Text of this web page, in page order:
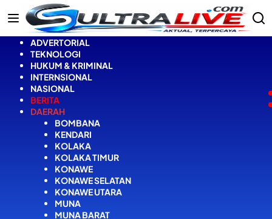
Langsung
ke
ADVERTORIAL
TEKNOLOGI
HUKUM & KRIMINAL
INTERNSIONAL
NASIONAL
BERITA
DAERAH
BOMBANA
KENDARI
KOLAKA
KOLAKA TIMUR
KONAWE
KONAWE SELATAN
KONAWE UTARA
MUNA
MUNA BARAT